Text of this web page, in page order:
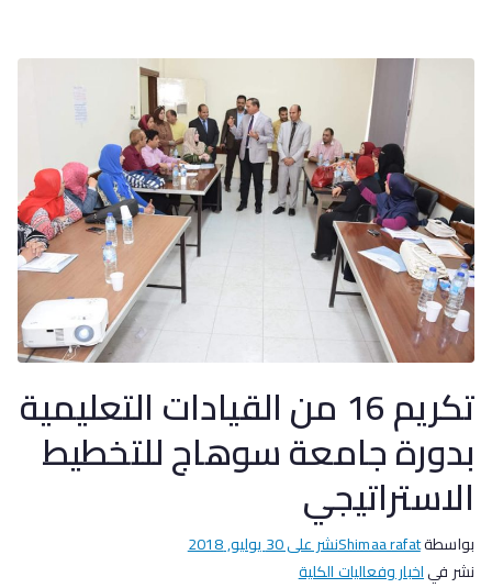
تكريم 16 من القيادات التعليمية
بدورة جامعة سوهاج للتخطيط
الاستراتيجي
بواسطةShimaa rafatنشر على30 يوليو, 2018
نشر فياخبار وفعاليات الكلية